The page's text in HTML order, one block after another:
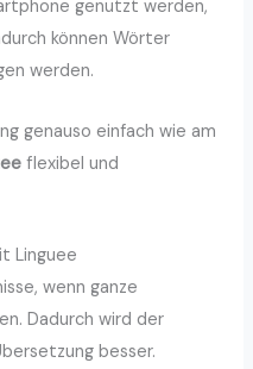
genutzt werden,
können Wörter
werden.
genauso einfach wie am
flexibel und
Linguee
wenn ganze
Dadurch wird der
besser.